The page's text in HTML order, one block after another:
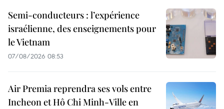
Semi-conducteurs : l’expérience
israélienne, des enseignements pour
le Vietnam
07/08/2026 08:53
Air Premia reprendra ses vols entre
Incheon et Hô Chi Minh-Ville en